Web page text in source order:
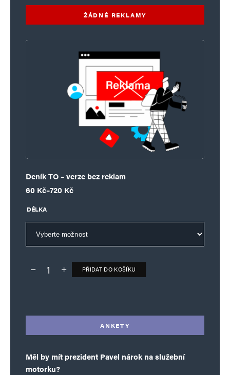
ŽÁDNÉ REKLAMY
Deník TO – verze bez reklam
60 Kč–720 Kč
Rozpětí cen: 60 Kč až 720 Kč
DÉLKA
Deník TO – verze bez reklam množství
PŘIDAT DO KOŠÍKU
ANKETY
Měl by mít prezident Pavel nárok na služební
motorku?